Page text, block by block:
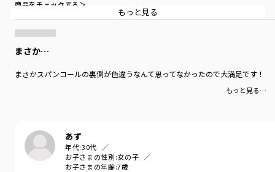
商品をチェックする＞
まさか…
まさかスパンコールの裏側が色違うなんて思ってなかったので大満足です！
もっと見る…
あず
年代:30代
お子さまの性別:女の子
お子さまの年齢:7歳
きっと驚きと♪ 楽しさが♪ 待っています♪
素材もガーゼ裏毛なので通気性も良いし、上から一枚
アウターを羽織るとあたたかい一枚になります。
-----
伸縮性：あり
ブランド ／branshes
シーズン
／アウトレット
もっと見る